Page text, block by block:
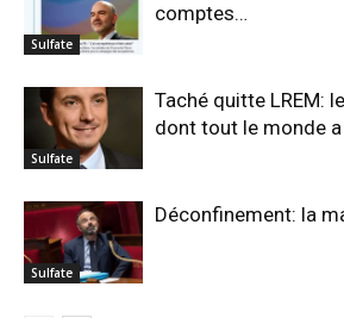
Sulfate
comptes…
Sulfate
Taché quitte LREM:
dont tout le monde
Sulfate
Déconfinement: la